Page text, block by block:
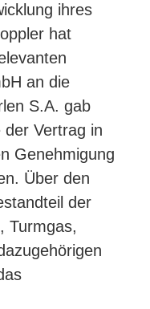
ihres
hat
an die
S.A. gab
Vertrag in
Genehmigung
Über den
der
Turmgas,